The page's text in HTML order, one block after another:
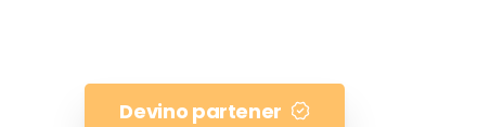
Devino partener